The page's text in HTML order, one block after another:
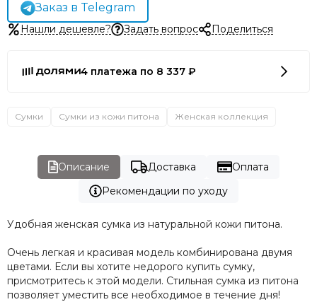
Заказ в Telegram
Нашли дешевле? Задать вопрос Поделиться
4 платежа по 8 337 ₽
Сумки Сумки из кожи питона Женская коллекция
Описание Доставка
Оплата
Рекомендации по уходу
Удобная женская сумка из натуральной кожи питона.
Очень легкая и красивая модель комбинирована двумя
цветами. Если вы хотите недорого купить сумку,
присмотритесь к этой модели. Стильная сумка из питона
позволяет уместить все необходимое в течение дня!